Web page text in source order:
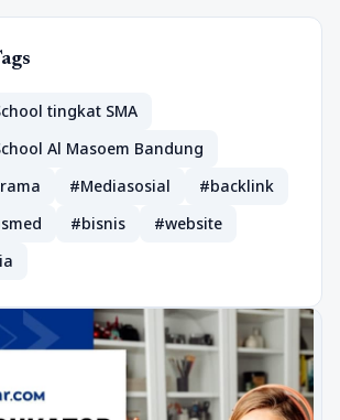
tingkat SMA
Al Masoem Bandung
#Mediasosial
#backlink
#bisnis
#website